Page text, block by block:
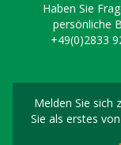
Haben Sie
persönliche
+49(0)2833
Melden Sie sich
Sie als erstes